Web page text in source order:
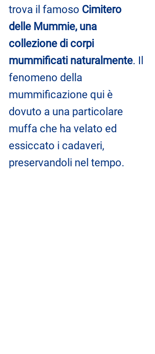
trova il famoso Cimitero
delle Mummie, una
collezione di corpi
mummificati naturalmente. Il
fenomeno della
mummificazione qui è
dovuto a una particolare
muffa che ha velato ed
essiccato i cadaveri,
preservandoli nel tempo.